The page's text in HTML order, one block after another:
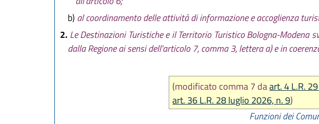
b) al coordinamento delle attività di informazione e accoglienza
2. Le Destinazioni Turistiche e il Territorio Turistico Bologna-
dalla Regione ai sensi dell'articolo 7, comma 3, lettera a) e in
(modificato comma 7 daart. 4 L.R.
art. 36 L.R. 28 luglio 2026, n. 9)
Funzioni dei